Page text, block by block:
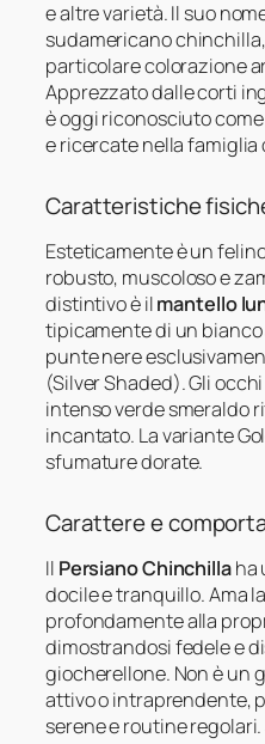
e altre varietà. Il suo
sudamericano
particolare colorazione
Apprezzato dalle corti
è oggi riconosciuto
e ricercate nella famiglia
Caratteristiche
Esteticamente è un
robusto, muscoloso e
distintivo è ilmantello
tipicamente di un
punte nere
(Silver Shaded). Gli
intenso verde smeraldo
incantato. La variante
sfumature dorate.
Carattere e
Il Persiano Chinchillaha
docile e tranquillo. Ama
profondamente alla
dimostrandosi fedele e
giocherellone. Non è un
attivo o intraprendente,
serene e routine